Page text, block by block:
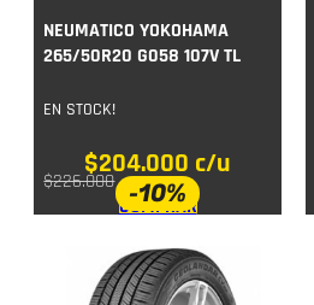
NEUMATICO YOKOHAMA
265/50R20 G058 107V TL
EN STOCK!
$204.000 c/u
$226.000
COMPRAR
-10%